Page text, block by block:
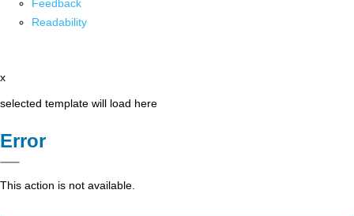
Feedback
Readability
x
selected template will load here
Error
This action is not available.